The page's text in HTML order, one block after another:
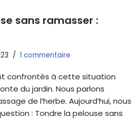
sans ramasser :
1 commentaire
confrontés à cette situation
du jardin. Nous parlons
de l’herbe. Aujourd’hui, nous
: Tondre la pelouse sans